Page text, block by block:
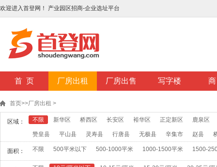
欢迎进入首登网！ 产业园区招商-企业选址平台
首 页 厂房出租 厂房出售 写字楼
首页>>厂房出租 >
区域： 不限 新华区 桥西区 长安区 裕华区 正定新区 鹿泉区
赞皇县 平山县 灵寿县 行唐县 无极县 辛集市 赵县
面积： 不限 500平米以下 500-1000平米 1000-1500平米 1500-